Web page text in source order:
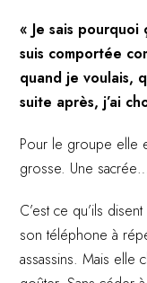
« Je sais
suis comportée
quand je voulais,
suite après, j’ai
Pour le groupe elle
grosse. Une sacrée…
C’est ce qu’ils
son téléphone à
assassins. Mais elle